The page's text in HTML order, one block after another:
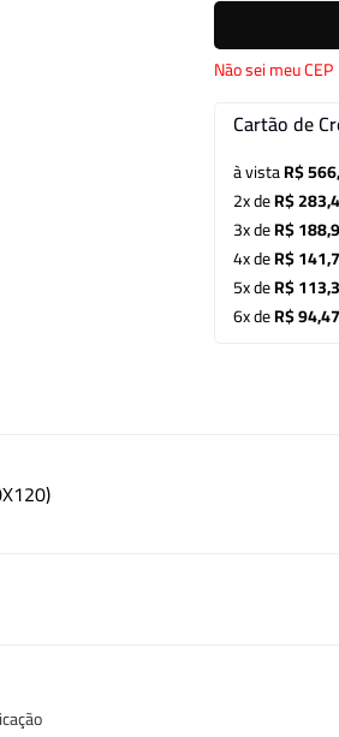
Não sei meu CEP
Cartão de
à vistaR$
2x deR$
3x deR$
4x deR$
5x deR$
6x deR$ 94,47